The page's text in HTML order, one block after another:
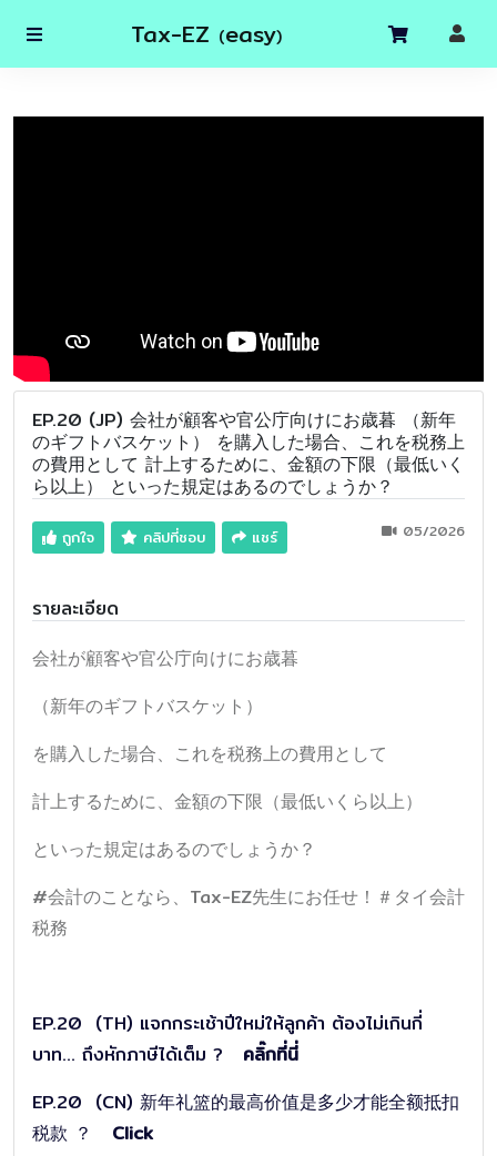
Tax-EZ (easy)
EP.20 (JP) 会社が顧客や官公庁向けにお歳暮 （新年
のギフトバスケット） を購入した場合、これを税務上
の費用として 計上するために、金額の下限（最低いく
ら以上） といった規定はあるのでしょうか？
ถูกใจ คลิปที่ชอบ แชร์ 05/2026
รายละเอียด
会社が顧客や官公庁向けにお歳暮
（新年のギフトバスケット）
を購入した場合、これを税務上の費用として
計上するために、金額の下限（最低いくら以上）
といった規定はあるのでしょうか？
#会計のことなら、Tax-EZ先生にお任せ！＃タイ会計
税務
EP.20 (TH) แจกกระเช้าปีใหม่ให้ลูกค้า ต้องไม่เกินกี่
บาท... ถึงหักภาษีได้เต็ม ? คลิ๊กที่นี่
EP.20 (CN) 新年礼篮的最高价值是多少才能全额抵扣
税款 ？ Click